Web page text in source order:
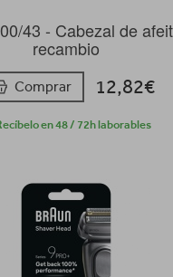
43 - Cabezal de
recambio
Comprar 12,82€
en 48 / 72h laborables